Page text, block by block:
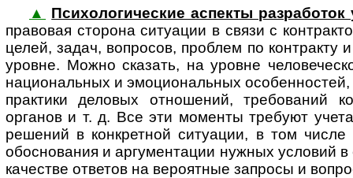
▲
Психологические аспекты разработок
пра­вовая сторона ситуации в связи с
целей, задач, вопросов, проблем по контракту
уровне. Можно сказать, на уровне
национальных и эмоцио­нальных
практики деловых отношений, требований
органов и т. д. Все эти моменты требуют
решений в конкретной ситуации, в том числе
обосно­вания и аргумен­тации нужных условий
качестве ответов на вероятные запросы и